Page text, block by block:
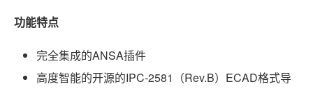
功能特点
完全集成的ANSA插件
高度智能的开源的IPC-2581（Rev.B）ECAD格式导